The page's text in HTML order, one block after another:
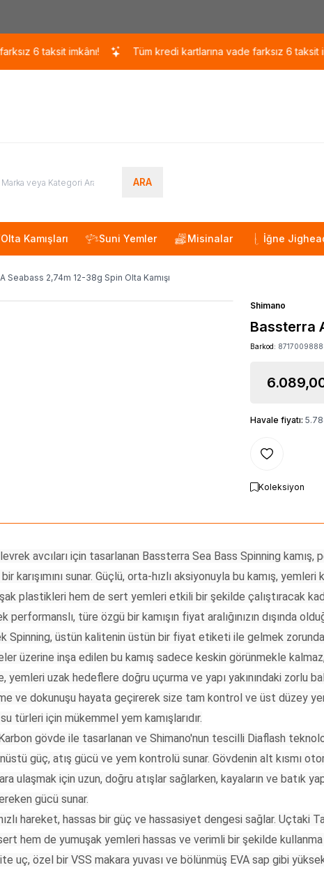
taksit imkânı! Tüm kredi kartlarına vade farksız 6 taksit imkânı!
ARA
Olta Kamışları Suni Yemler Misinalar İğne
Seabass 2,74m 12-38g Spin Olta Kamışı
Shimano
Bassterra
Barkod:
Havale fiyatı:
Favoriye Ekle
Koleksiyon
avcıları için tasarlanan Bassterra Sea Bass Spinning
karışımını sunar. Güçlü, orta-hızlı aksiyonuyla bu kamış,
plastikleri hem de sert yemleri etkili bir şekilde çalıştıracak
performanslı, türe özgü bir kamışın fiyat aralığınızın dışında
Spinning, üstün kalitenin üstün bir fiyat etiketi ile gelmek zorunda
üzerine inşa edilen bu kamış sadece keskin görünmekle
yemleri uzak hedeflere doğru uçurma ve yapı yakınındaki zorlu
ve dokunuşu hayata geçirerek size tam kontrol ve üst düzey
türleri için mükemmel yem kamışlarıdır.
gövde ile tasarlanan ve Shimano'nun tescilli Diaflash
güç, atış gücü ve yem kontrolü sunar. Gövdenin alt kısmı
ulaşmak için uzun, doğru atışlar sağlarken, kayaların ve batık
gücü sunar.
hareket, hassas bir güç ve hassasiyet dengesi sağlar. Uçtaki
hem de yumuşak yemleri hassas ve verimli bir şekilde kullanma
uç, özel bir VSS makara yuvası ve bölünmüş EVA sap gibi